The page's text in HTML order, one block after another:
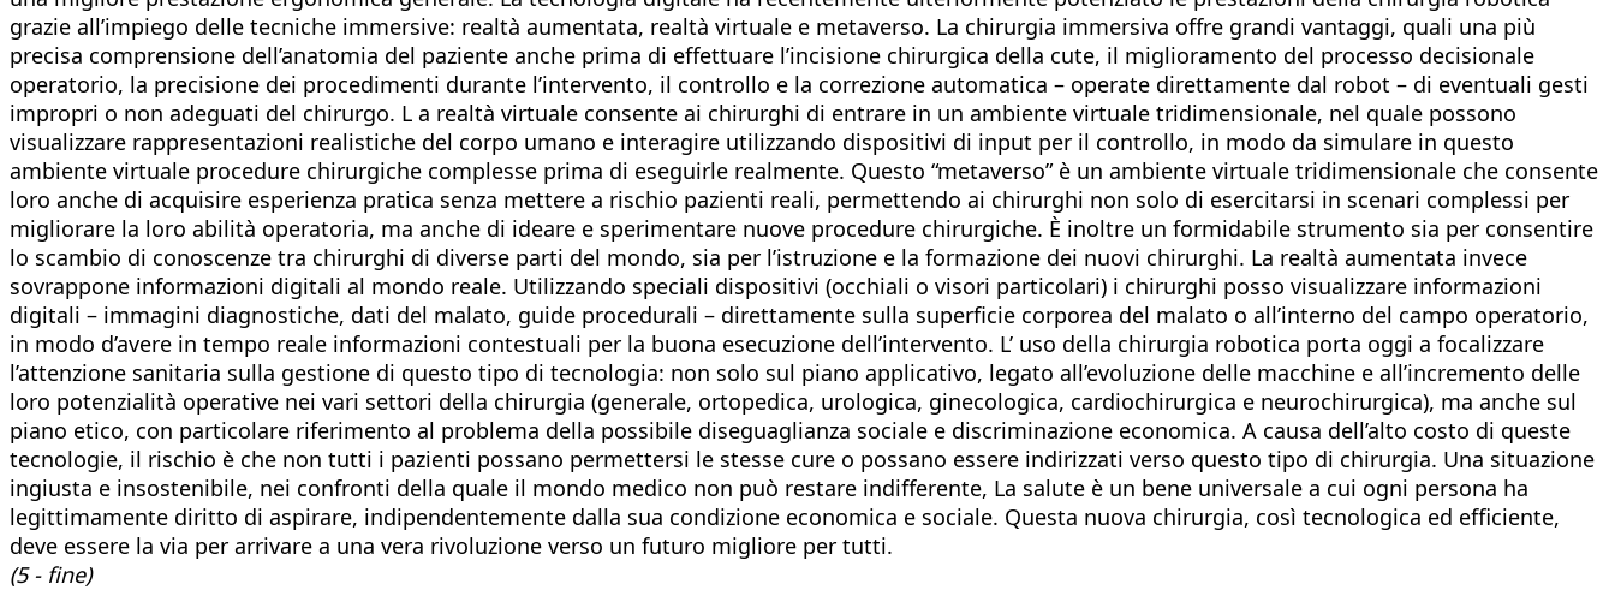
grazie all’impiego delle tecniche immersive: realtà aumentata, realtà virtuale e metaverso. La chirurgia immersiva offre grandi vantaggi, quali una più
precisa comprensione dell’anatomia del paziente anche prima di effettuare l’incisione chirurgica della cute, il miglioramento del processo decisionale
operatorio, la precisione dei procedimenti durante l’intervento, il controllo e la correzione automatica – operate direttamente dal robot – di eventuali gesti
impropri o non adeguati del chirurgo. L a realtà virtuale consente ai chirurghi di entrare in un ambiente virtuale tridimensionale, nel quale possono
visualizzare rappresentazioni realistiche del corpo umano e interagire utilizzando dispositivi di input per il controllo, in modo da simulare in questo
ambiente virtuale procedure chirurgiche complesse prima di eseguirle realmente. Questo “metaverso” è un ambiente virtuale tridimensionale che consente
loro anche di acquisire esperienza pratica senza mettere a rischio pazienti reali, permettendo ai chirurghi non solo di esercitarsi in scenari complessi per
migliorare la loro abilità operatoria, ma anche di ideare e sperimentare nuove procedure chirurgiche. È inoltre un formidabile strumento sia per consentire
lo scambio di conoscenze tra chirurghi di diverse parti del mondo, sia per l’istruzione e la formazione dei nuovi chirurghi. La realtà aumentata invece
sovrappone informazioni digitali al mondo reale. Utilizzando speciali dispositivi (occhiali o visori particolari) i chirurghi posso visualizzare informazioni
digitali – immagini diagnostiche, dati del malato, guide procedurali – direttamente sulla superficie corporea del malato o all’interno del campo operatorio,
in modo d’avere in tempo reale informazioni contestuali per la buona esecuzione dell’intervento. L’ uso della chirurgia robotica porta oggi a focalizzare
l’attenzione sanitaria sulla gestione di questo tipo di tecnologia: non solo sul piano applicativo, legato all’evoluzione delle macchine e all’incremento delle
loro potenzialità operative nei vari settori della chirurgia (generale, ortopedica, urologica, ginecologica, cardiochirurgica e neurochirurgica), ma anche sul
piano etico, con particolare riferimento al problema della possibile diseguaglianza sociale e discriminazione economica. A causa dell’alto costo di queste
tecnologie, il rischio è che non tutti i pazienti possano permettersi le stesse cure o possano essere indirizzati verso questo tipo di chirurgia. Una situazione
ingiusta e insostenibile, nei confronti della quale il mondo medico non può restare indifferente, La salute è un bene universale a cui ogni persona ha
legittimamente diritto di aspirare, indipendentemente dalla sua condizione economica e sociale. Questa nuova chirurgia, così tecnologica ed efficiente,
deve essere la via per arrivare a una vera rivoluzione verso un futuro migliore per tutti.
(5 - fine)